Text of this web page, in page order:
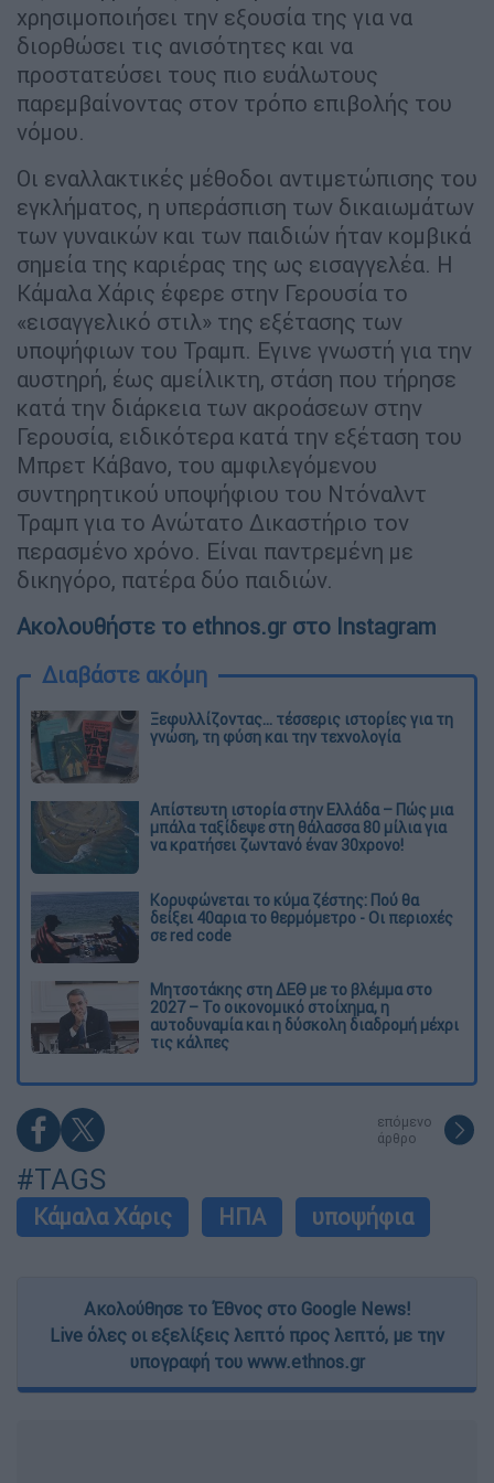
χρησιμοποιήσει την εξουσία της για να
διορθώσει τις ανισότητες και να
προστατεύσει τους πιο ευάλωτους
παρεμβαίνοντας στον τρόπο επιβολής του
νόμου.
Οι εναλλακτικές μέθοδοι αντιμετώπισης του
εγκλήματος, η υπεράσπιση των δικαιωμάτων
των γυναικών και των παιδιών ήταν κομβικά
σημεία της καριέρας της ως εισαγγελέα. Η
Κάμαλα Χάρις έφερε στην Γερουσία το
«εισαγγελικό στιλ» της εξέτασης των
υποψήφιων του Τραμπ. Εγινε γνωστή για την
αυστηρή, έως αμείλικτη, στάση που τήρησε
κατά την διάρκεια των ακροάσεων στην
Γερουσία, ειδικότερα κατά την εξέταση του
Μπρετ Κάβανο, του αμφιλεγόμενου
συντηρητικού υποψήφιου του Ντόναλντ
Τραμπ για το Ανώτατο Δικαστήριο τον
περασμένο χρόνο. Είναι παντρεμένη με
δικηγόρο, πατέρα δύο παιδιών.
Ακολουθήστε το ethnos.gr στο Instagram
Διαβάστε ακόμη
Ξεφυλλίζοντας... τέσσερις ιστορίες για τη
γνώση, τη φύση και την τεχνολογία
Απίστευτη ιστορία στην Ελλάδα – Πώς μια
μπάλα ταξίδεψε στη θάλασσα 80 μίλια για
να κρατήσει ζωντανό έναν 30χρονο!
Κορυφώνεται το κύμα ζέστης: Πού θα
δείξει 40αρια το θερμόμετρο - Οι περιοχές
σε red code
Μητσοτάκης στη ΔΕΘ με το βλέμμα στο
2027 – Το οικονομικό στοίχημα, η
αυτοδυναμία και η δύσκολη διαδρομή μέχρι
τις κάλπες
επόμενο
άρθρο
#TAGS
Κάμαλα Χάρις ΗΠΑ υποψήφια
Ακολούθησε το Έθνος στο Google News!
Live όλες οι εξελίξεις λεπτό προς λεπτό, με την
υπογραφή του www.ethnos.gr